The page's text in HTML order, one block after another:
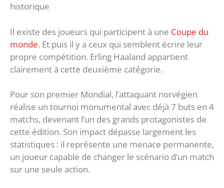
historique
Il existe des joueurs qui participent à une Coupe du
monde. Et puis il y a ceux qui semblent écrire leur
propre compétition. Erling Haaland appartient
clairement à cette deuxième catégorie.
Pour son premier Mondial, l’attaquant norvégien
réalise un tournoi monumental avec déjà 7 buts en 4
matchs, devenant l’un des grands protagonistes de
cette édition. Son impact dépasse largement les
statistiques : il représente une menace permanente,
un joueur capable de changer le scénario d’un match
sur une seule action.